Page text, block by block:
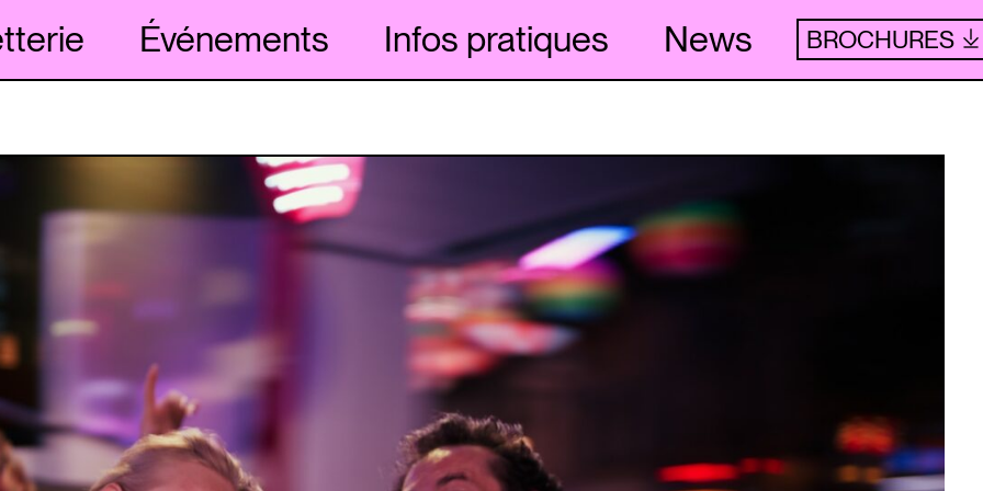
Événements Infos pratiques News BROCHURES